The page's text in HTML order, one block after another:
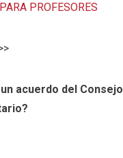
PROFESORES
acuerdo del Consejo